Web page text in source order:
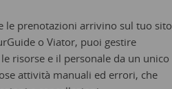
le prenotazioni arrivino sul tuo sito
o Viator, puoi gestire
risorse e il personale da un unico
attività manuali ed errori, che